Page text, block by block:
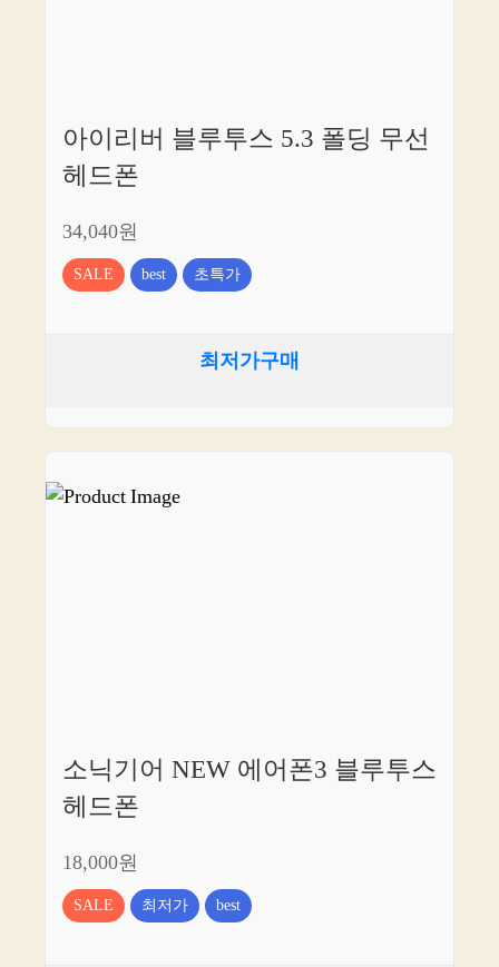
아이리버 블루투스 5.3 폴딩 무선
헤드폰
34,040원
SALE best 초특가
최저가구매
소닉기어 NEW 에어폰3 블루투스
헤드폰
18,000원
SALE 최저가 best